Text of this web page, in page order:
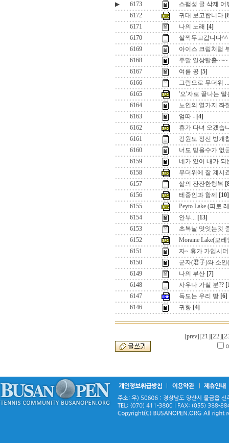
▶
6173
스팸성 글 삭제 어
6172
귀대 보고합니다
6171
나의 노래 [4]
6170
살짝두고갑니다^^
6169
아이스 크림처럼
6168
주말 일상탈출~~~
6167
여름 공 [5]
6166
그림으로 무더위
6165
'오'자로 끝나는
6164
노인의 열가지 좌
6163
엄따 - [4]
6162
휴가 다녀 오겠습
6161
강원도 정선 벙개
6160
너도 믿을수가 없
6159
네가 있어 내가 되
6158
무더위에 잘 계시
6157
삶의 잔잔한행복
6156
테중인과 함께
[10]
6155
Peyto Lake (피토
6154
안부... [13]
6153
초복날 맛잇는것
6152
Moraine Lake(모
6151
자~ 휴가 가입시
6150
군자(君子)와 소인
6149
나의 부산 [7]
6148
사우나 가실 분??
6147
독도는 우리 땅 [6]
6146
귀향 [4]
[prev] [21][22]